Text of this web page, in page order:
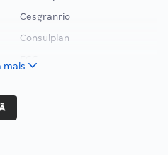
Cesgranrio
Consulplan
mais